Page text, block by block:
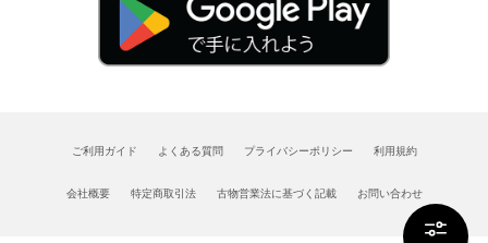
ご利用ガイド よくある質問 プライバシーポリシー 利用規約
会社概要 特定商取引法 古物営業法に基づく記載 お問い合わせ